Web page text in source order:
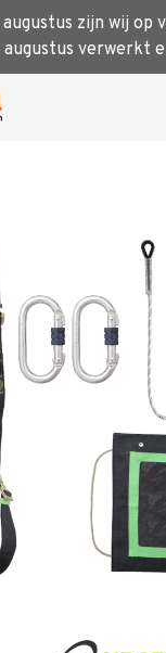
zijn wij op
augustus verwerkt